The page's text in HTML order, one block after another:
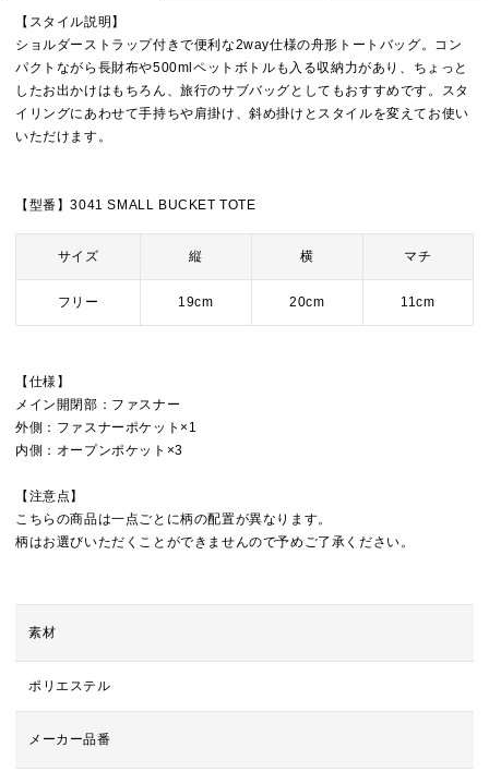
【スタイル説明】
ショルダーストラップ付きで便利な2way仕様の舟形トートバッグ。コン
パクトながら長財布や500mlペットボトルも入る収納力があり、ちょっと
したお出かけはもちろん、旅行のサブバッグとしてもおすすめです。スタ
イリングにあわせて手持ちや肩掛け、斜め掛けとスタイルを変えてお使い
いただけます。
【型番】3041 SMALL BUCKET TOTE
サイズ 縦 横 マチ
フリー 19cm 20cm 11cm
【仕様】
メイン開閉部：ファスナー
外側：ファスナーポケット×1
内側：オープンポケット×3
【注意点】
こちらの商品は一点ごとに柄の配置が異なります。
柄はお選びいただくことができませんので予めご了承ください。
素材
ポリエステル
メーカー品番